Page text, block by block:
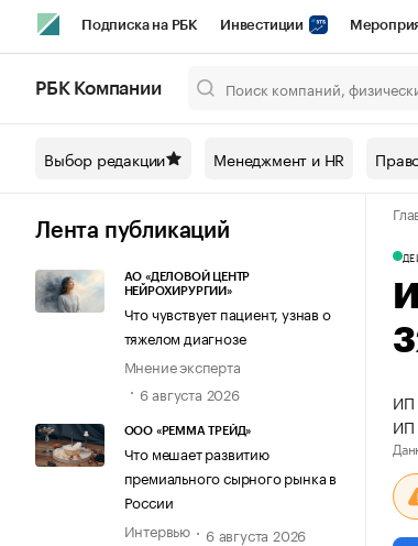
Подписка на РБК Инвестиции
Спецпроекты СПб Конференции СПб
Технологии и медиа Рынок
РБК Компании
Выбор редакции Менеджмент и HR
Лента публикаций
АО «ДЕЛОВОЙ ЦЕНТР
НЕЙРОХИРУРГИИ»
Что чувствует пациент, узнав о
тяжелом диагнозе
Мнение эксперта
6 августа 2026
ООО «РЕММА ТРЕЙД»
Что мешает развитию
премиального сырного рынка в
России
Интервью
6 августа 2026
ИП
ИП